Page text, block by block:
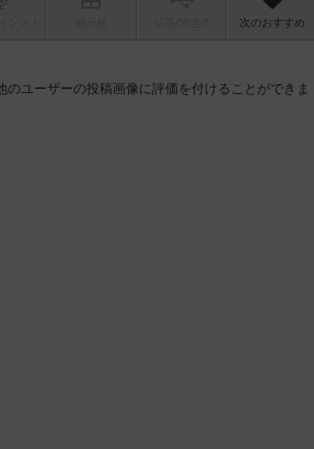
次のおすすめ
ユーザーの投稿画像に評価を付けることができま